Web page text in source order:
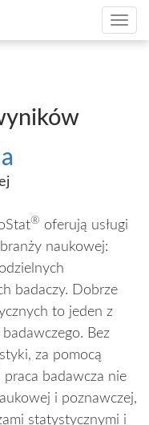
® oferują usługi
naukowej:
badaczy. Dobrze
to jeden z
Bez
za pomocą
badawcza nie
i poznawczej,
statystycznymi i